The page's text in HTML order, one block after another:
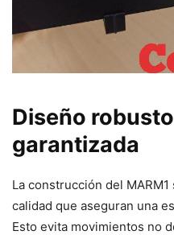
Diseño
garantizada
La construcción del
calidad que aseguran una
Esto evita movimientos no